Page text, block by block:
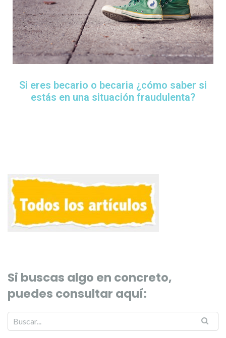
Si eres becario o becaria ¿cómo saber si
estás en una situación fraudulenta?
Si buscas algo en concreto,
puedes consultar aquí: